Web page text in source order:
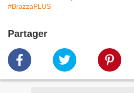
#BrazzaPLUS
Partager